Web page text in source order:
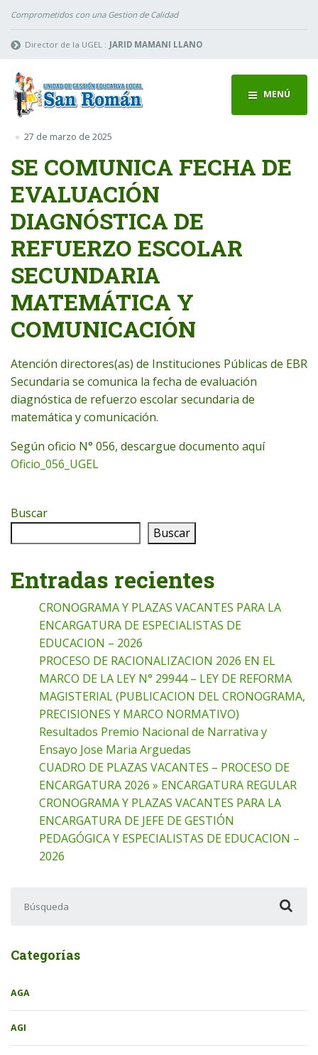
Comprometidos con una Gestion de Calidad
Director de la UGEL : JARID MAMANI LLANO
MENÚ
27 de marzo de 2025
SE COMUNICA FECHA DE
EVALUACIÓN
DIAGNÓSTICA DE
REFUERZO ESCOLAR
SECUNDARIA
MATEMÁTICA Y
COMUNICACIÓN
Atención directores(as) de Instituciones Públicas de EBR
Secundaria se comunica la fecha de evaluación
diagnóstica de refuerzo escolar secundaria de
matemática y comunicación.
Según oficio N° 056, descargue documento aquí
Oficio_056_UGEL
Buscar
Buscar
Entradas recientes
CRONOGRAMA Y PLAZAS VACANTES PARA LA
ENCARGATURA DE ESPECIALISTAS DE
EDUCACION – 2026
PROCESO DE RACIONALIZACION 2026 EN EL
MARCO DE LA LEY N° 29944 – LEY DE REFORMA
MAGISTERIAL (PUBLICACION DEL CRONOGRAMA,
PRECISIONES Y MARCO NORMATIVO)
Resultados Premio Nacional de Narrativa y
Ensayo Jose Maria Arguedas
CUADRO DE PLAZAS VACANTES – PROCESO DE
ENCARGATURA 2026 » ENCARGATURA REGULAR
CRONOGRAMA Y PLAZAS VACANTES PARA LA
ENCARGATURA DE JEFE DE GESTIÓN
PEDAGÓGICA Y ESPECIALISTAS DE EDUCACION –
2026
Categorías
AGA
AGI